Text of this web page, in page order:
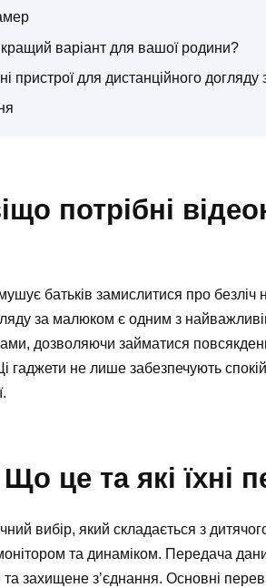
варіант для вашої родини?
пристрої для дистанційного догляду
потрібні
батьків замислитися про безліч
за малюком є одним з
дозволяючи займатися
гаджети не лише забезпечують
це та які їхні
вибір, який складається з
та динаміком. Передача
та захищене з’єднання. Основні